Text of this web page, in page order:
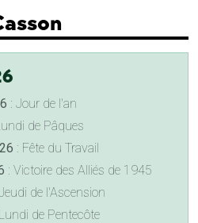
: Jour de l'an
de Pâques
: Fête du Travail
: Victoire des Alliés de 1945
de l'Ascension
de Pentecôte